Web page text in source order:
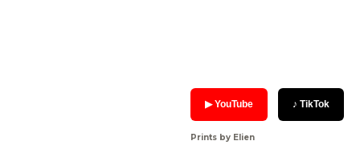
▶ YouTube ♪ TikTok
Prints by Elien